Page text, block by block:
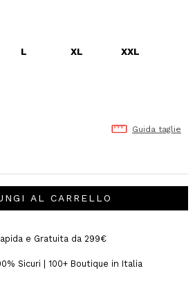
L XL XXL
Guida taglie
AL CARRELLO
e Gratuita da 299€
Sicuri | 100+ Boutique in Italia